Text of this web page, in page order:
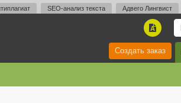
SEO-анализ текста Адвего Лингвист
A
Создать заказ